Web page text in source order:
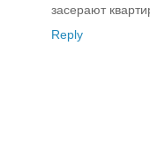
засерают
Reply